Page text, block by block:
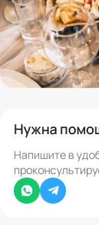
Нужна
Напишите в
Whatsapp
Telegram